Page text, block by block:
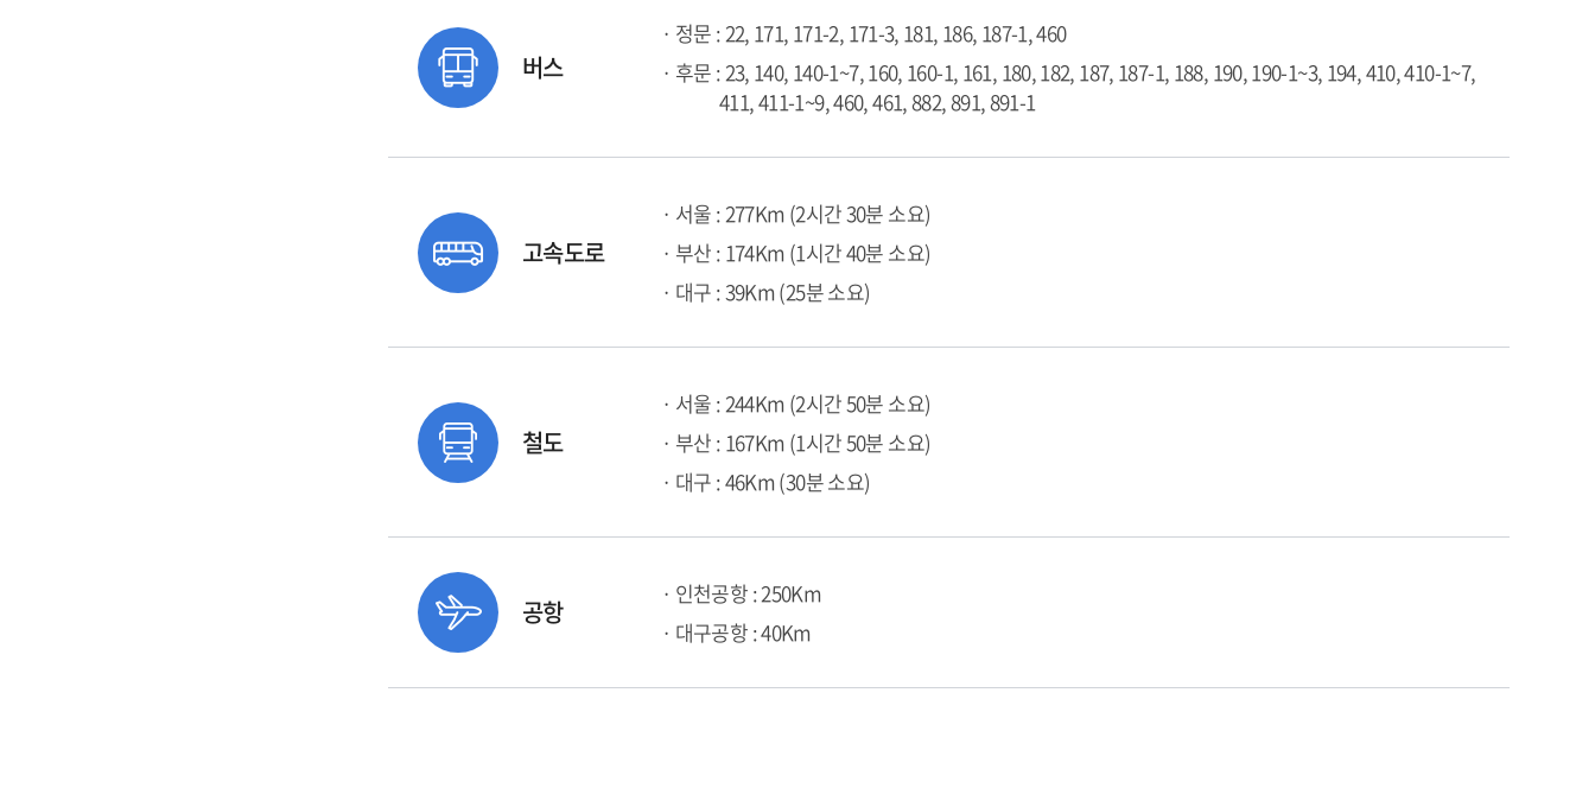
버스
· 정문 : 22, 171, 171-2, 171-3, 181, 186, 187-1, 460
· 후문 : 23, 140, 140-1~7, 160, 160-1, 161, 180, 182, 187, 187-1, 188, 190, 190-1~3, 194, 410, 410-1~7,
411, 411-1~9, 460, 461, 882, 891, 891-1
고속도로
· 서울 : 277Km (2시간 30분 소요)
· 부산 : 174Km (1시간 40분 소요)
· 대구 : 39Km (25분 소요)
철도
· 서울 : 244Km (2시간 50분 소요)
· 부산 : 167Km (1시간 50분 소요)
· 대구 : 46Km (30분 소요)
공항
· 인천공항 : 250Km
· 대구공항 : 40Km